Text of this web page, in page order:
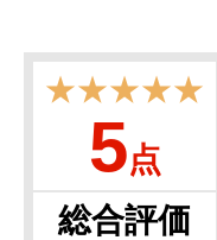
★★★★★
5点
総合評価